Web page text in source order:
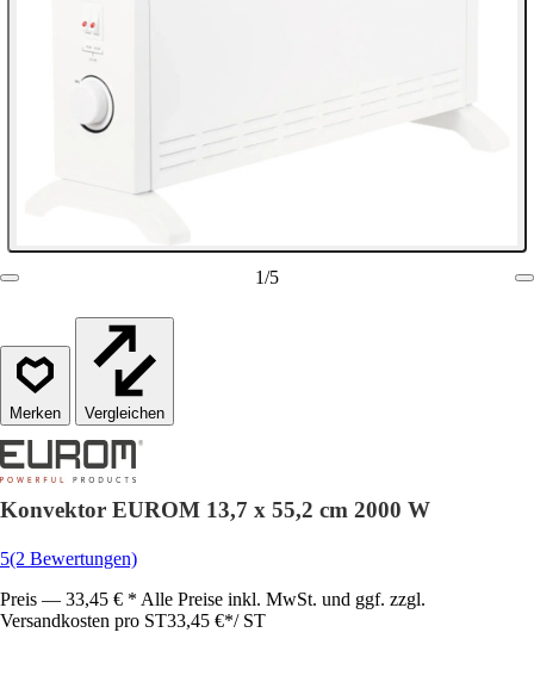
1/5
Vergleichen
Konvektor EUROM 13,7 x 55,2 cm 2000 W
5(2 Bewertungen)
Preis — 33,45 € * Alle Preise inkl. MwSt. und ggf. zzgl.
Versandkosten pro ST33,45 €*/ ST